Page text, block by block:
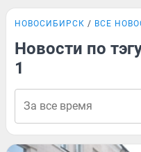
НОВОСИБИРСК ВСЕ
Новости по
1